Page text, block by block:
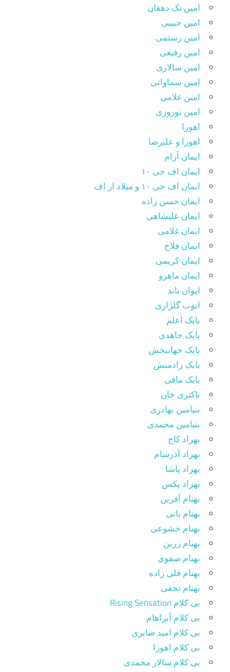
امین تک دهقان
امین حبیبی
امین رستمی
امین رفیعی
امین سالاری
امین سماواتی
امین غلامی
امین نوروزی
اهورا
اهورا و علیرضا
ایمان آرام
ایمان اف جی ۱۰
ایمان اف جی ۱۰ و میلاد ار اف
ایمان حسن زاده
ایمان علیشاهی
ایمان غلامی
ایمان فلاح
ایمان کریمی
ایمان ماهرو
ایوان باند
ایوب گلزاری
بابک اعلم
بابک جاهدی
بابک جهانبخش
بابک رادمنش
بابک مافی
باکتری خان
بنیامین بهادری
بنیامین محمدی
بهراد کاج
بهزاد آذرسام
بهزاد پاشا
بهزاد پکس
بهنام آفرین
بهنام بانی
بهنام خشوعی
بهنام زرین
بهنام صفوی
بهنام قلی زاده
بهنام نجفی
بی کلام Rising Sensation
بی کلام آبراهام
بی کلام امید صابری
بی کلام اهورا
بی کلام سالار محمدی